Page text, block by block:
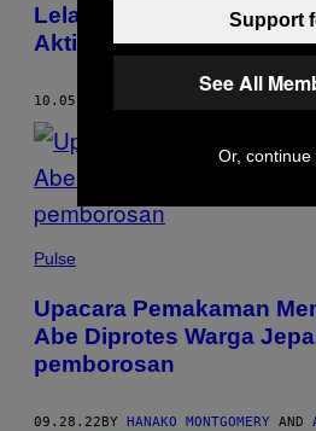
Lelaki Dulunya
Aktivis Pelarangan
10.05.22
Pulse
Upacara Pemakaman
Abe Diprotes Warga
pemborosan
09.28.22BY HANAKO MONTGOMERY AND
Support
See All
Or, continue